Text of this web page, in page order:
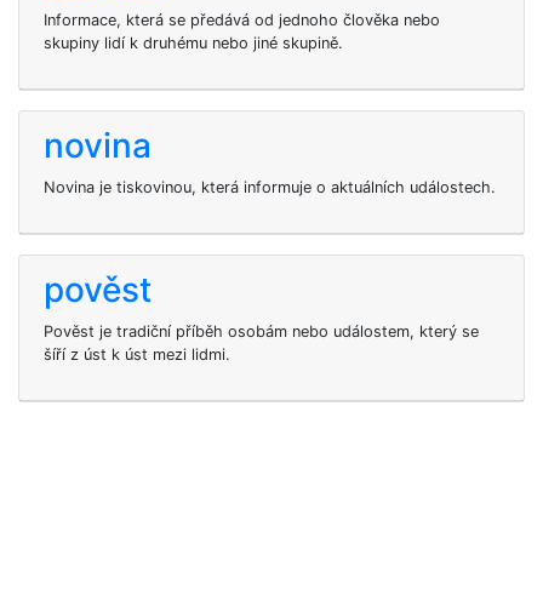
Informace, která se předává od jednoho člověka nebo
skupiny lidí k druhému nebo jiné skupině.
novina
Novina je tiskovinou, která informuje o aktuálních událostech.
pověst
Pověst je tradiční příběh osobám nebo událostem, který se
šíří z úst k úst mezi lidmi.